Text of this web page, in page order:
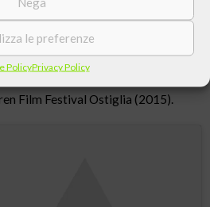
le preferenze
PolicyPrivacy Policy
c’è il documentario “Através da
del Festival del Cinema
(22-30 Ottobre 2011) incluso nel
Film Festival Ostiglia (2015).